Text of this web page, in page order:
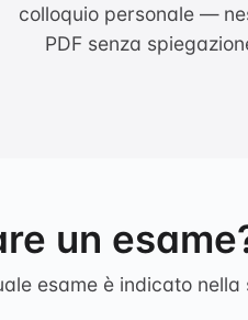
colloquio personale —
PDF senza
un
esame è indicato nella